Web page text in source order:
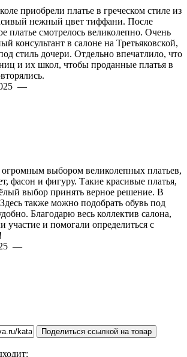
приобрели платье в греческом стиле из
нежный цвет тиффани. После
платье смотрелось великолепно. Очень
консультант в салоне на Третьяковской,
стиль дочери. Отдельно впечатлило, что
и их школ, чтобы проданные платья в
—
выбором великолепных платьев,
фасон и фигуру. Такие красивые платья,
выбор принять верное решение. В
также можно подобрать обувь под
Благодарю весь коллектив салона,
участие и помогали определиться с
—
Поделиться ссылкой на товар